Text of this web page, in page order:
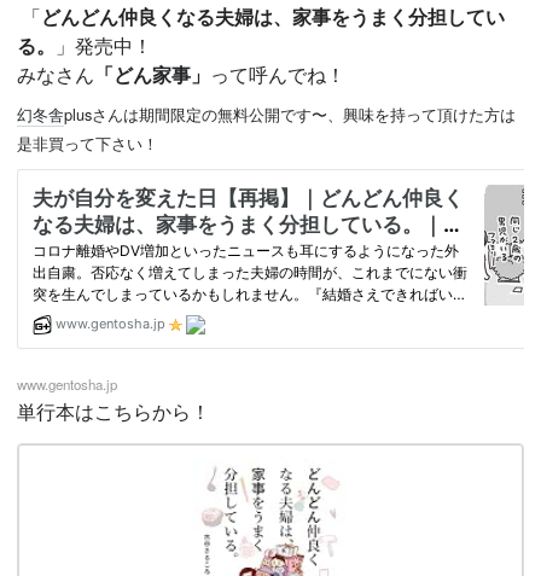
「どんどん仲良くなる夫婦は、家事をうまく分担してい
る。
」発売中！
みなさん 「どん家事」 って呼んでね！
幻冬舎plusさんは期間限定の無料公開です〜、 興味を持って頂けた方は
是非買って下さい！
www.gentosha.jp
単行本はこちらから！